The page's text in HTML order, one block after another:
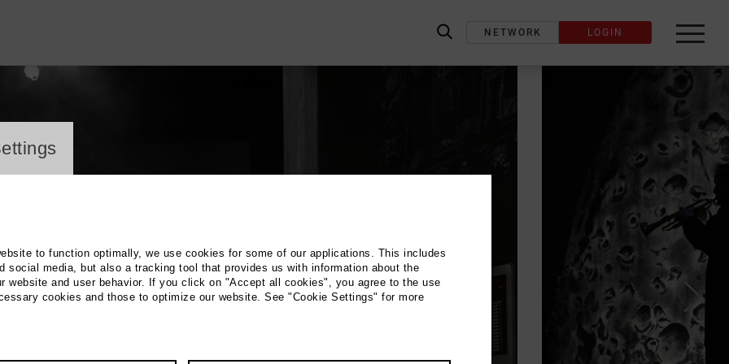
label_search
NETWORK LOGIN
to function optimally, we use cookies for some of our applications. This includes
social media, but also a tracking tool that provides us with information about the
website and user behavior. If you click on "Accept all cookies", you agree to the use
cookies and those to optimize our website. See "Cookie Settings" for more